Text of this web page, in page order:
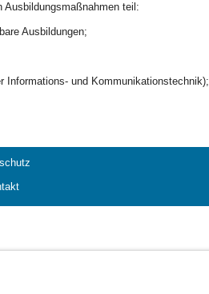
Ausbildungsmaßnahmen teil:
Ausbildungen;
Informations- und Kommunikationstechnik);